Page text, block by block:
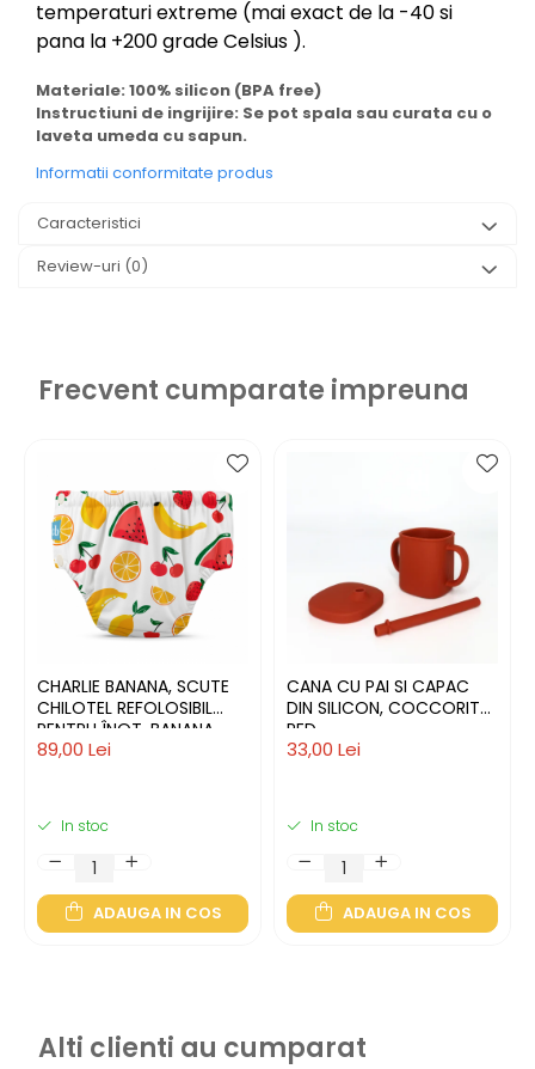
temperaturi extreme (mai exact de la -40 si
pana la +200 grade Celsius ).
Materiale: 100% silicon (BPA free)
Instructiuni de ingrijire: Se pot spala sau curata cu o
laveta umeda cu sapun.
Informatii conformitate produs
Caracteristici
Review-uri (0)
Frecvent cumparate impreuna
CHARLIE BANANA, SCUTE
CHILOTEL REFOLOSIBIL
PENTRU ÎNOT, BANANA
FIESTA, L
89,00 Lei
In stoc
ADAUGA IN COS
CANA CU PAI SI CAPAC
DIN SILICON, COCCORITO,
RED
33,00 Lei
In stoc
ADAUGA IN COS
Alti clienti au cumparat